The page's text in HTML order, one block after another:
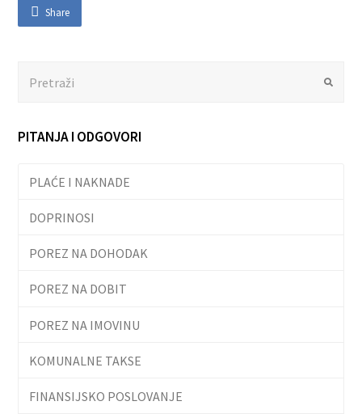
Share
PITANJA I ODGOVORI
PLAĆE I NAKNADE
DOPRINOSI
POREZ NA DOHODAK
POREZ NA DOBIT
POREZ NA IMOVINU
KOMUNALNE TAKSE
FINANSIJSKO POSLOVANJE